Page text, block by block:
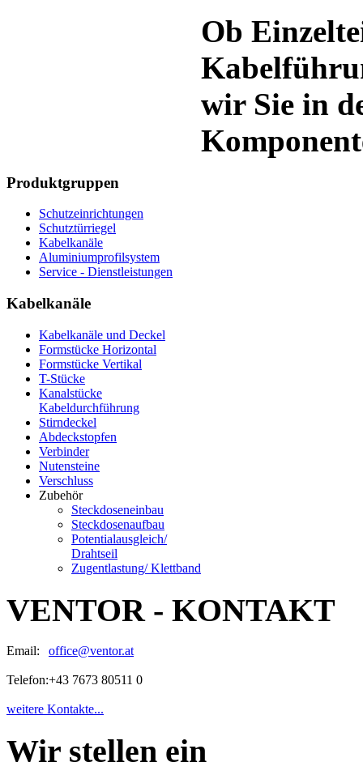
Ob
wir Sie in
Produktgruppen
Schutzeinrichtungen
Schutztürriegel
Kabelkanäle
Aluminiumprofilsystem
Service - Dienstleistungen
Kabelkanäle
Kabelkanäle und Deckel
Formstücke Horizontal
Formstücke Vertikal
T-Stücke
Kanalstücke
Kabeldurchführung
Stirndeckel
Abdeckstopfen
Verbinder
Nutensteine
Verschluss
Zubehör
Steckdoseneinbau
Steckdosenaufbau
Potentialausgleich/
Drahtseil
Zugentlastung/ Klettband
VENTOR - KONTAKT
Email: office@ventor.at
Telefon:+43 7673 80511 0
weitere Kontakte...
Wir stellen ein